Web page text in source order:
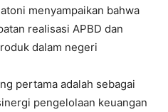
menyampaikan bahwa
realisasi APBD dan
dalam negeri
pertama adalah sebagai
pengelolaan keuangan